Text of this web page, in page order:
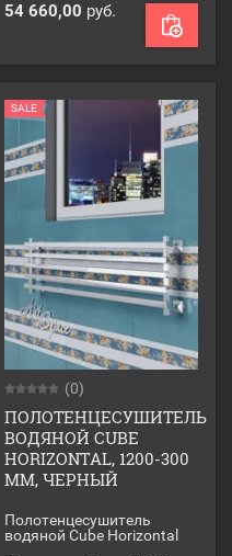
54 660,00 руб.
SALE
(0)
ПОЛОТЕНЦЕСУШИТЕЛЬ
ВОДЯНОЙ CUBE
HORIZONTAL, 1200-300
ММ, ЧЕРНЫЙ
Полотенцесушитель
водяной Cube Horizontal